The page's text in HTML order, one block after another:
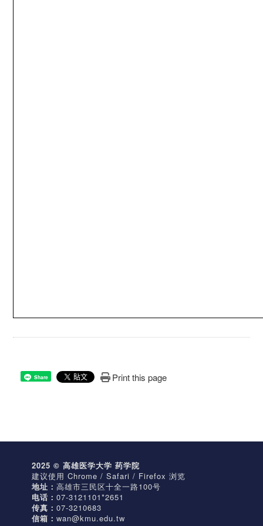
Share Print this page
2025 © 高雄医学大学 药学院
建议使用 Chrome / Safari / Firefox 浏览
地址： 高雄市三民区十全一路100号
电话： 07-3121101*2651
传真： 07-3210683
信箱： wan@kmu.edu.tw